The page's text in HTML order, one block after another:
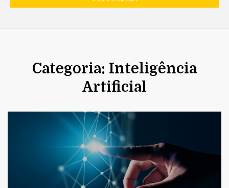
Categoria: Inteligência
Artificial